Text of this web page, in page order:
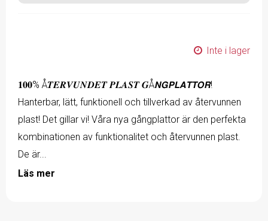
Inte i lager
𝟏𝟎𝟎% Å𝑻𝑬𝑹𝑽𝑼𝑵𝑫𝑬𝑻 𝑷𝑳𝑨𝑺𝑻 𝑮Å𝙉𝙂𝙋𝙇𝘼𝙏𝙏𝙊𝙍!
Hanterbar, lätt, funktionell och tillverkad av återvunnen
plast! Det gillar vi! Våra nya gångplattor är den perfekta
kombinationen av funktionalitet och återvunnen plast.
De är...
Läs mer